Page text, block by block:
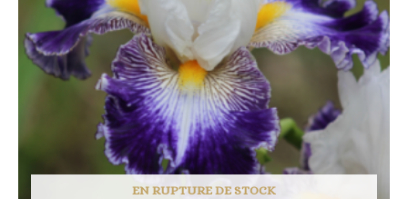
EN RUPTURE DE STOCK